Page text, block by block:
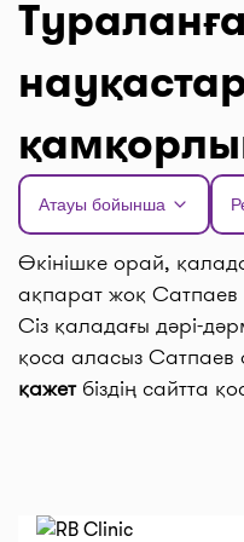
Атауы бойынша
Өкінішке орай,
ақпарат жоқ Сатпаев
Сіз қаладағы дәрі-
қоса аласыз Сатпаев
қажетбіздің сайтта